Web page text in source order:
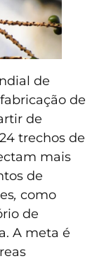
de
de
de
trechos de
mais
de
, como
de
A meta é